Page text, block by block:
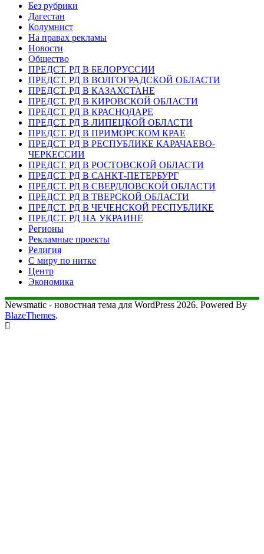
Без рубрики
Дагестан
Колумнист
На правах рекламы
Новости
Общество
ПРЕДСТ. РД В БЕЛОРУССИИ
ПРЕДСТ. РД В ВОЛГОГРАДСКОЙ ОБЛАСТИ
ПРЕДСТ. РД В КАЗАХСТАНЕ
ПРЕДСТ. РД В КИРОВСКОЙ ОБЛАСТИ
ПРЕДСТ. РД В КРАСНОДАРЕ
ПРЕДСТ. РД В ЛИПЕЦКОЙ ОБЛАСТИ
ПРЕДСТ. РД В ПРИМОРСКОМ КРАЕ
ПРЕДСТ. РД В РЕСПУБЛИКЕ КАРАЧАЕВО-
ЧЕРКЕССИИ
ПРЕДСТ. РД В РОСТОВСКОЙ ОБЛАСТИ
ПРЕДСТ. РД В САНКТ-ПЕТЕРБУРГ
ПРЕДСТ. РД В СВЕРДЛОВСКОЙ ОБЛАСТИ
ПРЕДСТ. РД В ТВЕРСКОЙ ОБЛАСТИ
ПРЕДСТ. РД В ЧЕЧЕНСКОЙ РЕСПУБЛИКЕ
ПРЕДСТ. РД НА УКРАИНЕ
Регионы
Рекламные проекты
Религия
С миру по нитке
Центр
Экономика
Newsmatic - новостная тема для WordPress 2026. Powered By
BlazeThemes.